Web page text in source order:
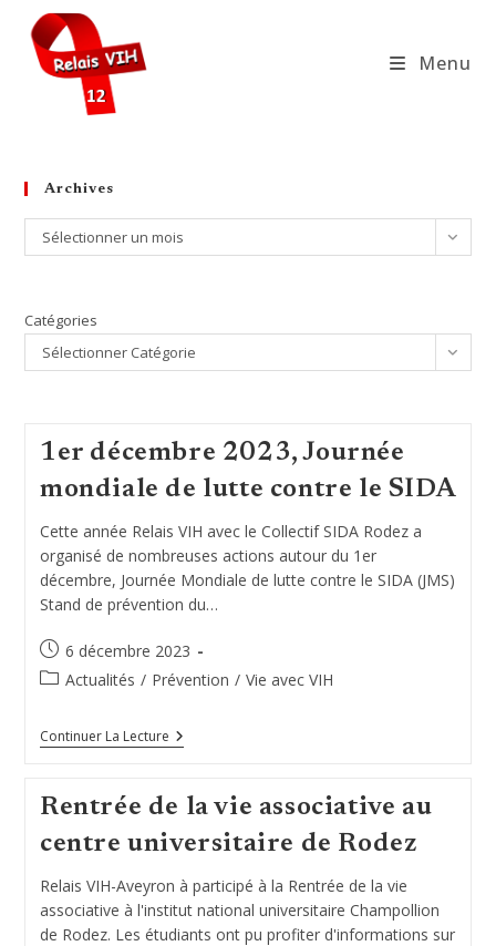
content
Menu
Archives
Archives
Sélectionner un mois
Catégories
Sélectionner Catégorie
1er décembre 2023, Journée
mondiale de lutte contre le SIDA
Cette année Relais VIH avec le Collectif SIDA Rodez a
organisé de nombreuses actions autour du 1er
décembre, Journée Mondiale de lutte contre le SIDA (JMS)
Stand de prévention du…
Publication
publiée :
6 décembre 2023
PostActualités / Prévention / Vie avec VIH
Continuer La Lecture1er
Décembre
Mondiale
Lutte
Le
SIDA
Rentrée de la vie associative au
centre universitaire de Rodez
Relais VIH-Aveyron à participé à la Rentrée de la vie
associative à l'institut national universitaire Champollion
de Rodez. Les étudiants ont pu profiter d'informations sur